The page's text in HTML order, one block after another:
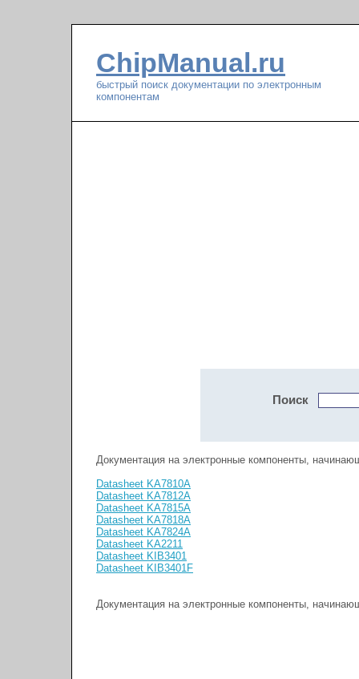
ChipManual.ru
быстрый поиск документации по электронным
компонентам
Поиск
Документация на электронные компоненты,
Datasheet KA7810A
Datasheet KA7812A
Datasheet KA7815A
Datasheet KA7818A
Datasheet KA7824A
Datasheet KA2211
Datasheet KIB3401
Datasheet KIB3401F
Документация на электронные компоненты,